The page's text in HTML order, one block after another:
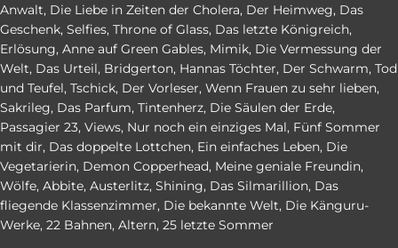
Anwalt, Die Liebe in Zeiten der Cholera, Der Heimweg, Das
Geschenk, Selfies, Throne of Glass, Das letzte Königreich,
Erlösung, Anne auf Green Gables, Mimik, Die Vermessung der
Welt, Das Urteil, Bridgerton, Hannas Töchter, Der Schwarm, Tod
und Teufel, Tschick, Der Vorleser, Wenn Frauen zu sehr lieben,
Sakrileg, Das Parfum, Tintenherz, Die Säulen der Erde,
Passagier 23, Views, Nur noch ein einziges Mal, Fünf Sommer
mit dir, Das doppelte Lottchen, Ein einfaches Leben, Die
Vegetarierin, Demon Copperhead, Meine geniale Freundin,
Wölfe, Abbite, Austerlitz, Shining, Das Silmarillion, Das
fliegende Klassenzimmer, Die bekannte Welt, Die Känguru-
Werke, 22 Bahnen, Altern, 25 letzte Sommer